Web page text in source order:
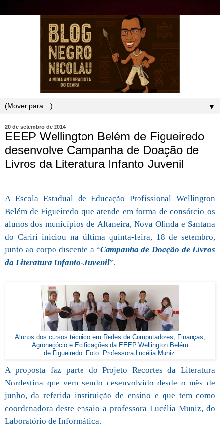
▼
20 de setembro de 2014
EEEP Wellington Belém de Figueiredo
desenvolve Campanha de Doação de
Livros da Literatura Infanto-Juvenil
A Escola Estadual de Educação Profissional Wellington
Belém de Figueiredo que atende em forma de consórcio os
alunos dos municípios de Altaneira, Nova Olinda e Santana
do Cariri iniciou na última quinta-feira, 18 de setembro,
junto ao corpo discente a “Campanha de Doação de Livros
da Literatura Infanto-Juvenil”.
Alunos dos cursos técnico em Redes de Computadores, Finanças,
Agronegócio e Edificações da EEEP Wellington Belém
de Figueiredo. Foto: Professora Lucélia Muniz.
A proposta faz parte do Projeto Recortes da Literatura
Nordestina que vem sendo desenvolvido desde o mês de
junho, da referida instituição de ensino e que tem como
coordenadora deste ensaio a professora Lucélia Muniz, do
Laboratório de Informática.